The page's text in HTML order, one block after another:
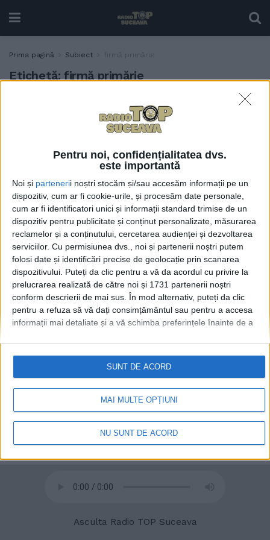
Pentru noi, confidențialitatea dvs.
este importantă
Noi și partenerii noștri stocăm și/sau accesăm informații pe un
dispozitiv, cum ar fi cookie-urile, și procesăm date personale,
cum ar fi identificatori unici și informații standard trimise de un
dispozitiv pentru publicitate și conținut personalizate, măsurarea
reclamelor și a conținutului, cercetarea audienței și dezvoltarea
serviciilor. Cu permisiunea dvs., noi și partenerii noștri putem
folosi date și identificări precise de geolocație prin scanarea
dispozitivului. Puteți da clic pentru a vă da acordul cu privire la
prelucrarea realizată de către noi și 1731 partenerii noștri
conform descrierii de mai sus. În mod alternativ, puteți da clic
pentru a refuza să vă dați consimțământul sau pentru a accesa
informații mai detaliate și a vă schimba preferințele înainte de a
retrageți consimțământul în orice moment, revenind la acest site
și făcând clic pe butonul "Confidențialitate" din partea de jos a
paginii web.
MAI MULTE OPȚIUNI
NU SUNT DE ACORD
SUNT DE ACORD
Prima pagină Subiect firmă primărie
Etichetă: firmă primărie
Paul Moșneguțu va fi numit
director al nou înființatei
societăți Administrația
Unicul acționar al firmei
este Consiliul Local
15 APRILIE, 2026
Asculta Radio TOP Suceava